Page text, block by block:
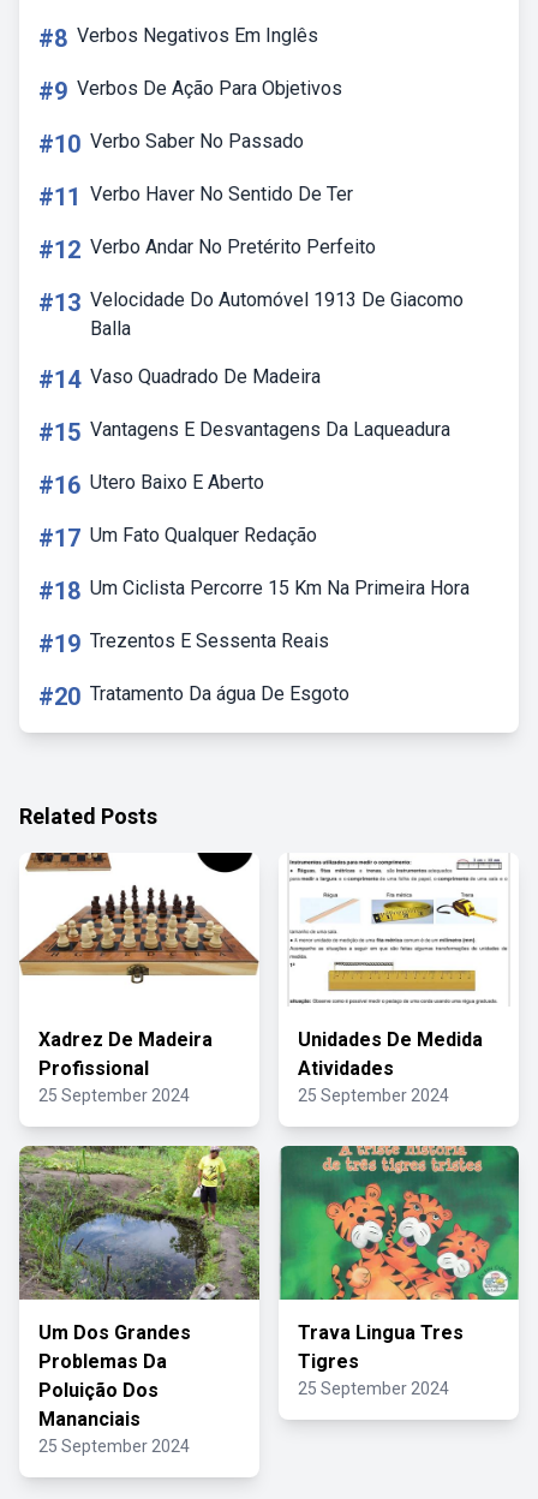
#8 Verbos Negativos Em Inglês
#9 Verbos De Ação Para Objetivos
#10 Verbo Saber No Passado
#11 Verbo Haver No Sentido De Ter
#12 Verbo Andar No Pretérito Perfeito
#13 Velocidade Do Automóvel 1913 De Giacomo
Balla
#14 Vaso Quadrado De Madeira
#15 Vantagens E Desvantagens Da Laqueadura
#16 Utero Baixo E Aberto
#17 Um Fato Qualquer Redação
#18 Um Ciclista Percorre 15 Km Na Primeira Hora
#19 Trezentos E Sessenta Reais
#20 Tratamento Da água De Esgoto
Related Posts
Xadrez De Madeira
Profissional
25 September 2024
Unidades De Medida
Atividades
25 September 2024
Um Dos Grandes
Problemas Da
Poluição Dos
Mananciais
25 September 2024
Trava Lingua Tres
Tigres
25 September 2024